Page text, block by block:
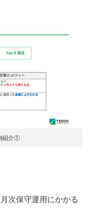
紹介①
次保守運用にかかる